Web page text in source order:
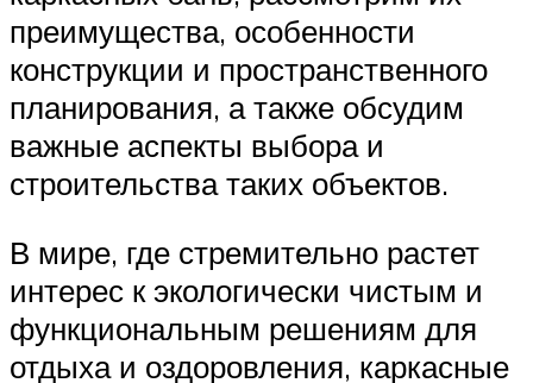
преимущества, особенности
конструкции и пространственного
планирования, а также обсудим
важные аспекты выбора и
строительства таких объектов.
В мире, где стремительно растет
интерес к экологически чистым и
функциональным решениям для
отдыха и оздоровления, каркасные